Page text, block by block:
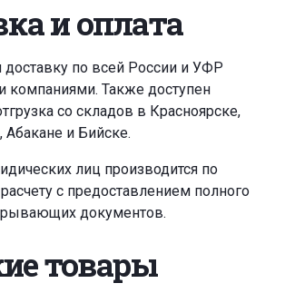
и оплата
по всей России и УФР
компаниями. Также доступен
со складов в Красноярске,
Абакане и Бийске.
лиц производится по
с предоставлением полного
документов.
товары